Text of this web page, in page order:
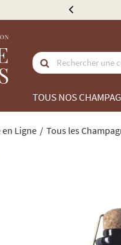
à partir de 300 €
TOUS NOS
en Ligne Tous les